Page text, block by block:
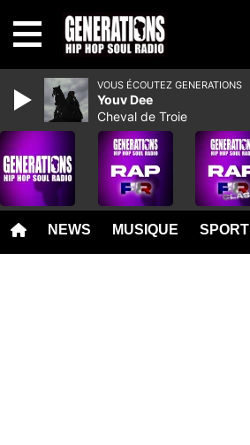
NEWS MUSIQUE SPORT
VOUS ÉCOUTEZ GENERATIONS
Youv Dee
Cheval de Troie